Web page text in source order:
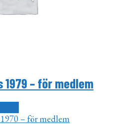
1979 – för medlem